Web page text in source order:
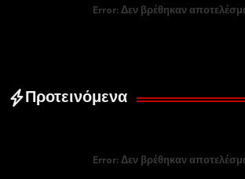
Error:Δεν βρέθηκαν
Προτεινόμενα
Error:Δεν βρέθηκαν